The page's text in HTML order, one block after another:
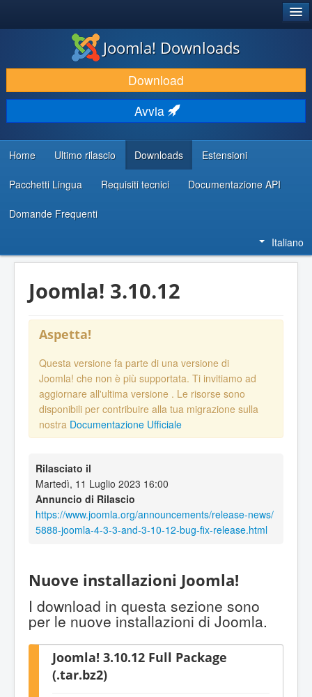
SCARICA & ESTENDI
SCOPRI & IMPARA
COMUNITÀ & SUPPORTO
RISORSE PER SVILUPPATORI
Joomla! Downloads
Download
Avvia
Home Ultimo rilascio Downloads Estensioni
Pacchetti Lingua Requisiti tecnici Documentazione API
Domande Frequenti
Italiano
Joomla! 3.10.12
Aspetta!
Questa versione fa parte di una versione di
Joomla! che non è più supportata. Ti invitiamo ad
aggiornare all'ultima versione . Le risorse sono
disponibili per contribuire alla tua migrazione sulla
nostra Documentazione Ufficiale
Rilasciato il
Martedì, 11 Luglio 2023 16:00
Annuncio di Rilascio
https://www.joomla.org/announcements/release-news/
5888-joomla-4-3-3-and-3-10-12-bug-fix-release.html
Nuove installazioni Joomla!
I download in questa sezione sono
per le nuove installazioni di Joomla.
Joomla! 3.10.12 Full Package
(.tar.bz2)